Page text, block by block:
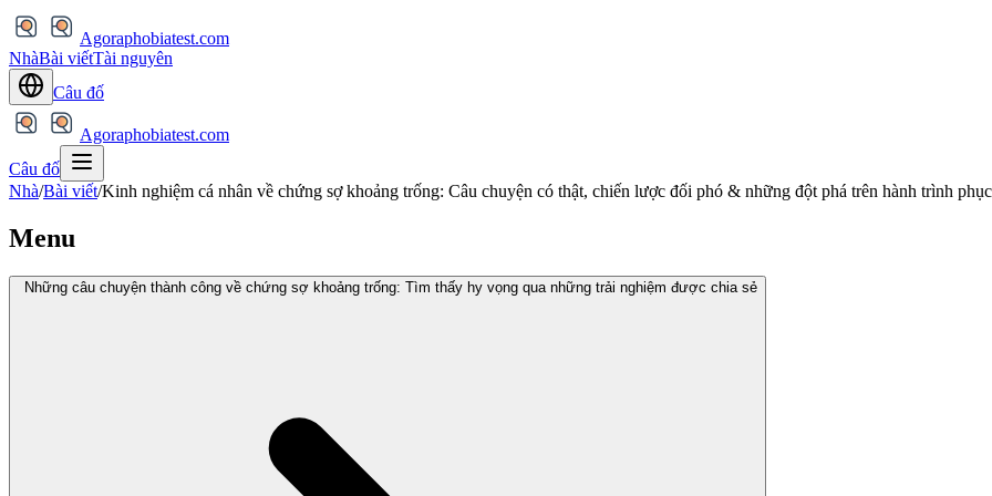
Agoraphobiatest.com
NhàBài viếtTài nguyên
Câu đố
Agoraphobiatest.com
Câu đố
Nhà/Bài viết/Kinh nghiệm cá nhân về chứng sợ khoảng trống: Câu chuyện có thật, chiến lược đối phó & những đột phá trên hành trình
Menu
Những câu chuyện thành công về chứng sợ khoảng trống: Tìm thấy hy vọng qua những trải nghiệm được chia sẻ